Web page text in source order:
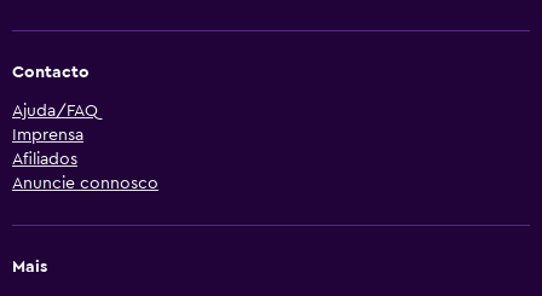
Contacto
Ajuda/FAQ
Imprensa
Afiliados
Anuncie connosco
Mais